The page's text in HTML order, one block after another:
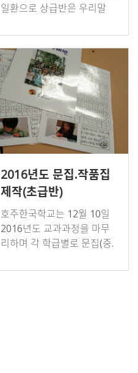
일환으로 상급반은 우리말
들기 행사를 갖고 어머니의
사랑과 은혜에 감사하는 마
음을 담아 전달했다.
2016년도 문집.작품집
제작(초급반)
호주한국학교는 12월 10일
2016년도 교과과정을 마무
리하며 각 학급별로 문집(중.
만들어 한 해 동안의 한국어